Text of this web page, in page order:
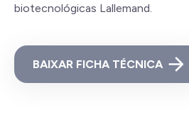
biotecnológicas Lallemand.
BAIXAR FICHA TÉCNICA